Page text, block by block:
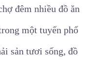
đêm nhiều đồ ăn
một tuyến phố
sản tươi sống, đồ